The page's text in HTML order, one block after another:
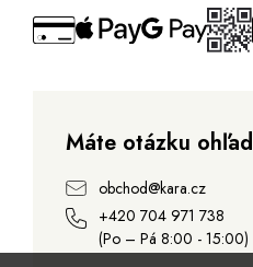
Máte otázku
obchod@kara.cz
+420 704 971 738
(Po – Pá 8:00 - 15:00)